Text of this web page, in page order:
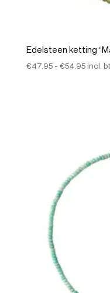
Edelsteen ketting
€47.95 - €54.95incl.